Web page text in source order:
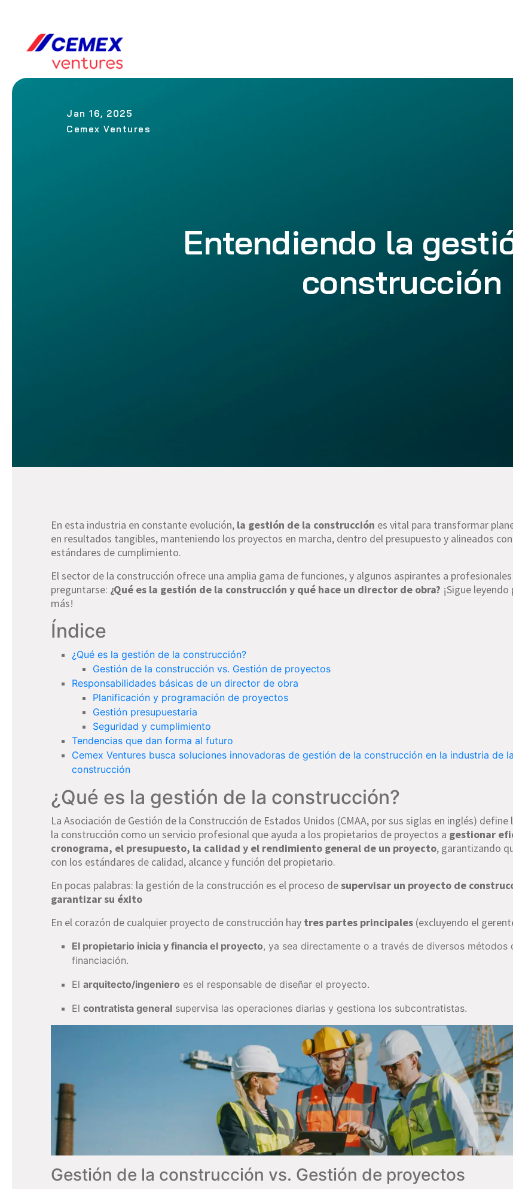
Jan 16, 2025
Cemex Ventures
Entendiendo la
construcción
En esta industria en constante evolución, la gestión de la construcción es vital para transformar
en resultados tangibles, manteniendo los proyectos en marcha, dentro del presupuesto y alineados
estándares de cumplimiento.
El sector de la construcción ofrece una amplia gama de funciones, y algunos aspirantes a
preguntarse: ¿Qué es la gestión de la construcción y qué hace un director de obra? ¡Sigue
más!
Índice
¿Qué es la gestión de la construcción?
Gestión de la construcción vs. Gestión de proyectos
Responsabilidades básicas de un director de obra
Planificación y programación de proyectos
Gestión presupuestaria
Seguridad y cumplimiento
Tendencias que dan forma al futuro
Cemex Ventures busca soluciones innovadoras de gestión de la construcción en la industria de la
construcción
¿Qué es la gestión de la construcción?
La Asociación de Gestión de la Construcción de Estados Unidos (CMAA, por sus siglas en inglés)
la construcción como un servicio profesional que ayuda a los propietarios de proyectos a gestionar
cronograma, el presupuesto, la calidad y el rendimiento general de un proyecto, garantizando
con los estándares de calidad, alcance y función del propietario.
En pocas palabras: la gestión de la construcción es el proceso desupervisar un proyecto de
garantizar su éxito
En el corazón de cualquier proyecto de construcción hay tres partes principales (excluyendo el
El propietario inicia y financia el proyecto, ya sea directamente o a través de diversos métodos
financiación.
Elarquitecto/ingeniero es el responsable de diseñar el proyecto.
Elcontratista general supervisa las operaciones diarias y gestiona los subcontratistas.
Gestión de la construcción vs. Gestión de proyectos